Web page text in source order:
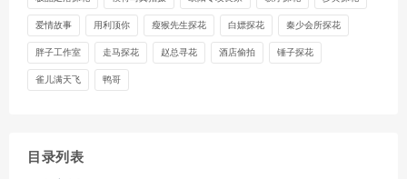
爱情故事 用利顶你 瘦猴先生探花 白嫖探花 秦少会所探花
胖子工作室 走马探花 赵总寻花 酒店偷拍 锤子探花
雀儿满天飞 鸭哥
目录列表